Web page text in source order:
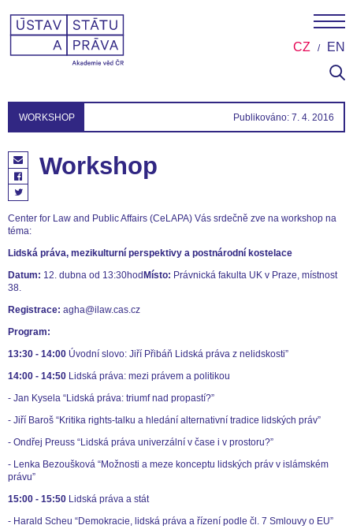
CZ EN
WORKSHOP Publikováno: 7. 4. 2016
Workshop
Center for Law and Public Affairs (CeLAPA) Vás srdečně zve na workshop na
téma:
Lidská práva, mezikulturní perspektivy a postnárodní kostelace
Datum: 12. dubna od 13:30hodMísto: Právnická fakulta UK v Praze, místnost
38.
Registrace: agha@ilaw.cas.cz
Program:
13:30 - 14:00 Úvodní slovo: Jiří Přibáň Lidská práva z nelidskosti”
14:00 - 14:50 Lidská práva: mezi právem a politikou
- Jan Kysela “Lidská práva: triumf nad propastí?”
- Jiří Baroš “Kritika rights-talku a hledání alternativní tradice lidských práv”
- Ondřej Preuss “Lidská práva univerzální v čase i v prostoru?”
- Lenka Bezoušková “Možnosti a meze konceptu lidských práv v islámském
právu”
15:00 - 15:50 Lidská práva a stát
- Harald Scheu “Demokracie, lidská práva a řízení podle čl. 7 Smlouvy o EU”